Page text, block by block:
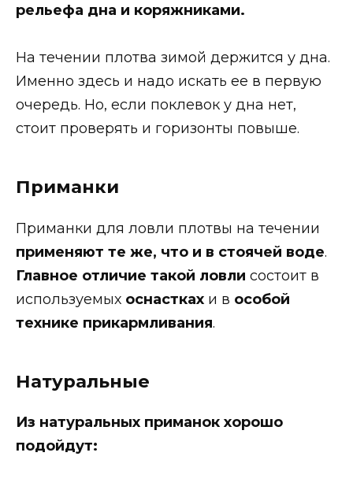
рельефа дна и коряжниками.
На течении плотва зимой держится у дна.
Именно здесь и надо искать ее в первую
очередь. Но, если поклевок у дна нет,
стоит проверять и горизонты повыше.
Приманки
Приманки для ловли плотвы на течении
применяют те же, что и в стоячей воде.
Главное отличие такой ловли состоит в
используемых оснастках и в особой
технике прикармливания.
Натуральные
Из натуральных приманок хорошо
подойдут: